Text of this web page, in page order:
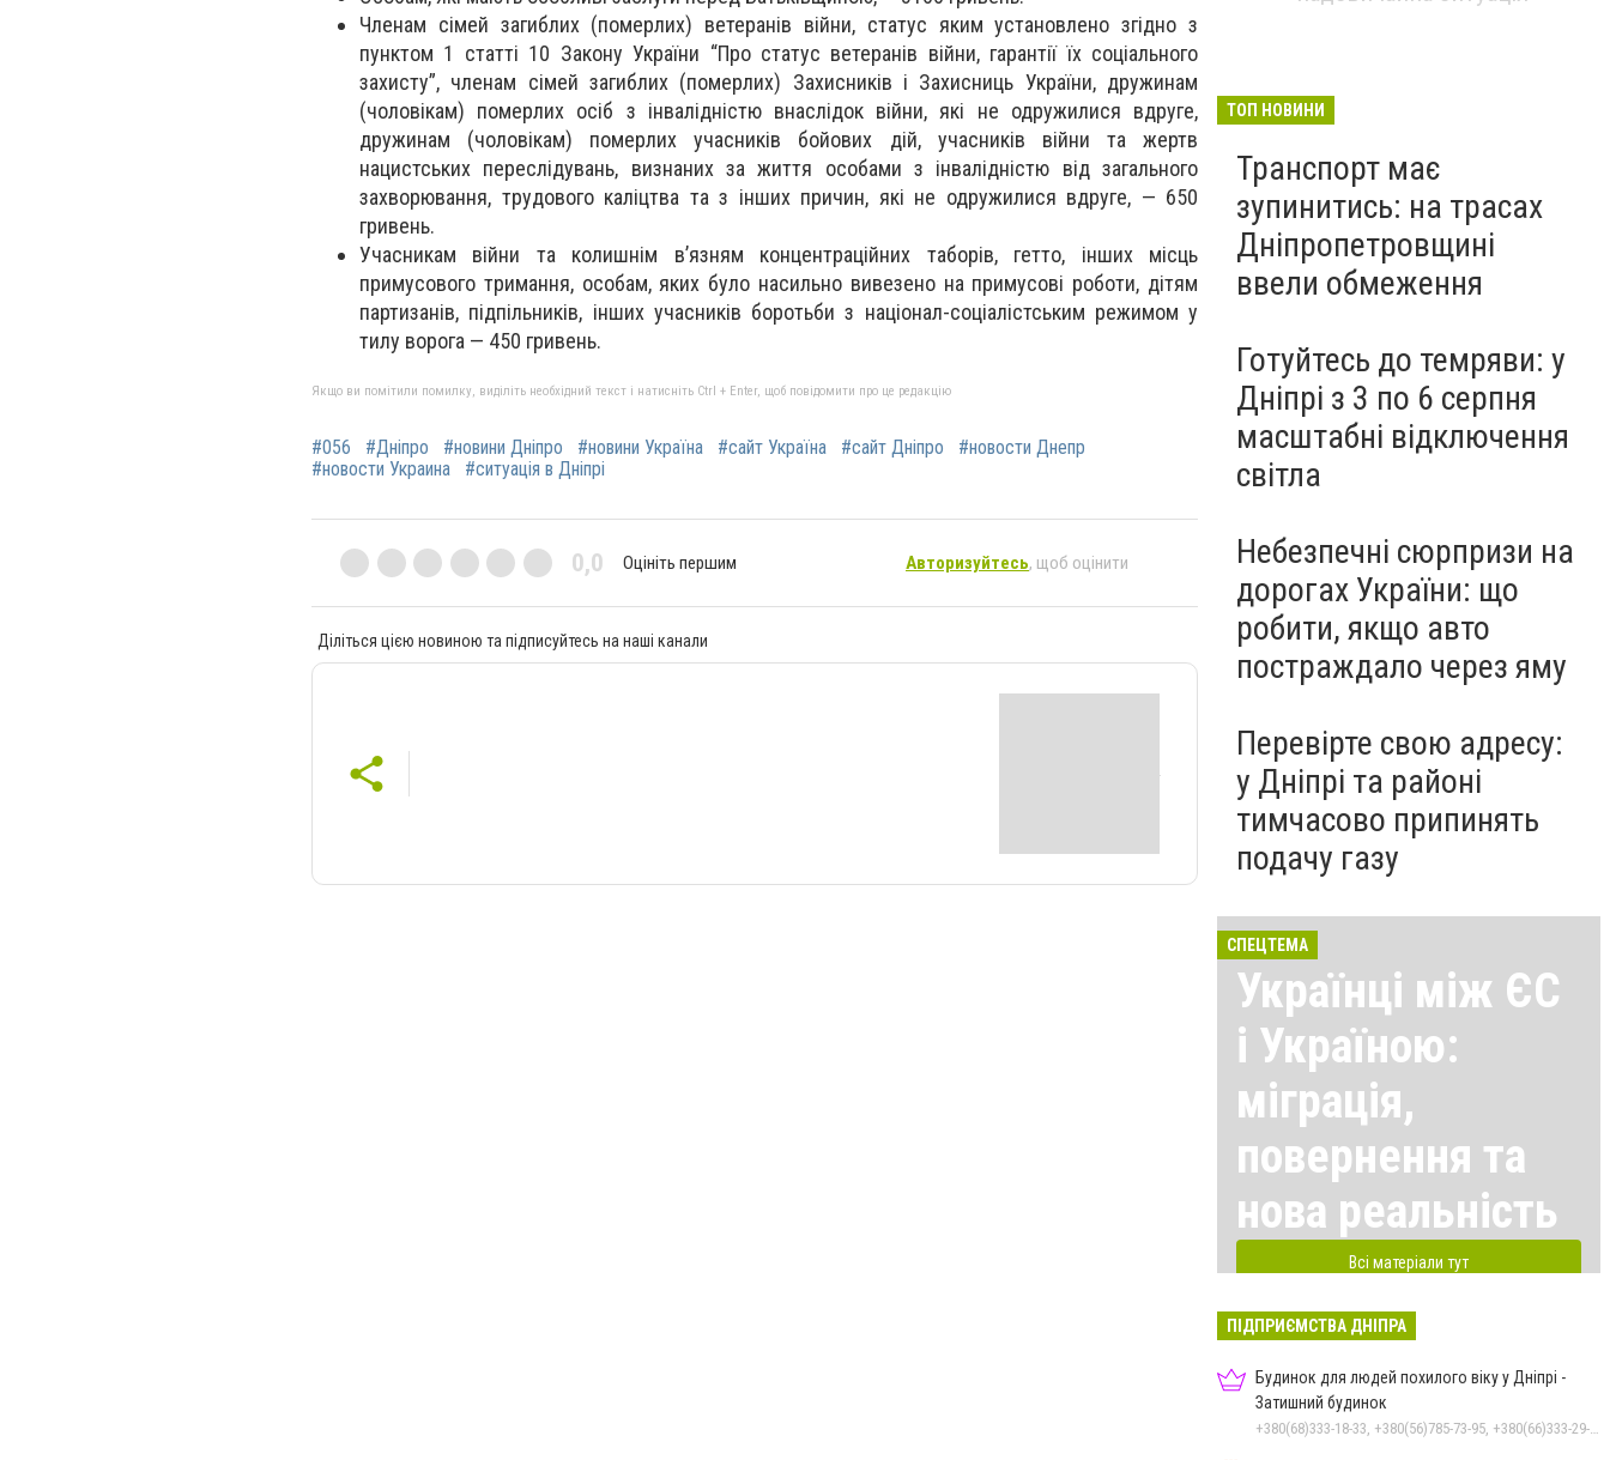
Членам сімей загиблих (померлих) ветеранів війни, статус яким установлено згідно з
пунктом 1 статті 10 Закону України “Про статус ветеранів війни, гарантії їх соціального
захисту”, членам сімей загиблих (померлих) Захисників і Захисниць України, дружинам
(чоловікам) померлих осіб з інвалідністю внаслідок війни, які не одружилися вдруге,
дружинам (чоловікам) померлих учасників бойових дій, учасників війни та жертв
нацистських переслідувань, визнаних за життя особами з інвалідністю від загального
захворювання, трудового каліцтва та з інших причин, які не одружилися вдруге, — 650
гривень.
Учасникам війни та колишнім в’язням концентраційних таборів, гетто, інших місць
примусового тримання, особам, яких було насильно вивезено на примусові роботи, дітям
партизанів, підпільників, інших учасників боротьби з націонал-соціалістським режимом у
тилу ворога — 450 гривень.
Якщо ви помітили помилку, виділіть необхідний текст і натисніть Ctrl + Enter, щоб повідомити про це редакцію
#056 #Дніпро #новини Дніпро #новини Україна #сайт Україна #сайт Дніпро
#новости Днепр
#новости Украина
#ситуація в Дніпрі
0,0 Оцініть першим Авторизуйтесь, щоб оцінити
Діліться цією новиною та підписуйтесь на наші канали
ТОП НОВИНИ
Транспорт має
зупинитись: на трасах
Дніпропетровщині
ввели обмеження
Готуйтесь до темряви: у
Дніпрі з 3 по 6 серпня
масштабні відключення
світла
Небезпечні сюрпризи на
дорогах України: що
робити, якщо авто
постраждало через яму
Перевірте свою адресу:
у Дніпрі та районі
тимчасово припинять
подачу газу
СПЕЦТЕМА
Українці між ЄС
і Україною:
міграція,
повернення та
нова реальність
Всі матеріали тут
ПІДПРИЄМСТВА ДНІПРА
Будинок для людей похилого віку у Дніпрі -
Затишний будинок